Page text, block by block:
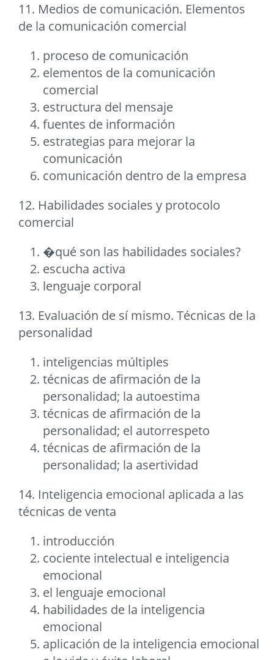
11. Medios de comunicación. Elementos
de la comunicación comercial
proceso de comunicación
elementos de la comunicación
comercial
estructura del mensaje
fuentes de información
estrategias para mejorar la
comunicación
comunicación dentro de la empresa
12. Habilidades sociales y protocolo
comercial
�qué son las habilidades sociales?
escucha activa
lenguaje corporal
13. Evaluación de sí mismo. Técnicas de la
personalidad
inteligencias múltiples
técnicas de afirmación de la
personalidad; la autoestima
técnicas de afirmación de la
personalidad; el autorrespeto
técnicas de afirmación de la
personalidad; la asertividad
14. Inteligencia emocional aplicada a las
técnicas de venta
introducción
cociente intelectual e inteligencia
emocional
el lenguaje emocional
habilidades de la inteligencia
emocional
aplicación de la inteligencia emocional